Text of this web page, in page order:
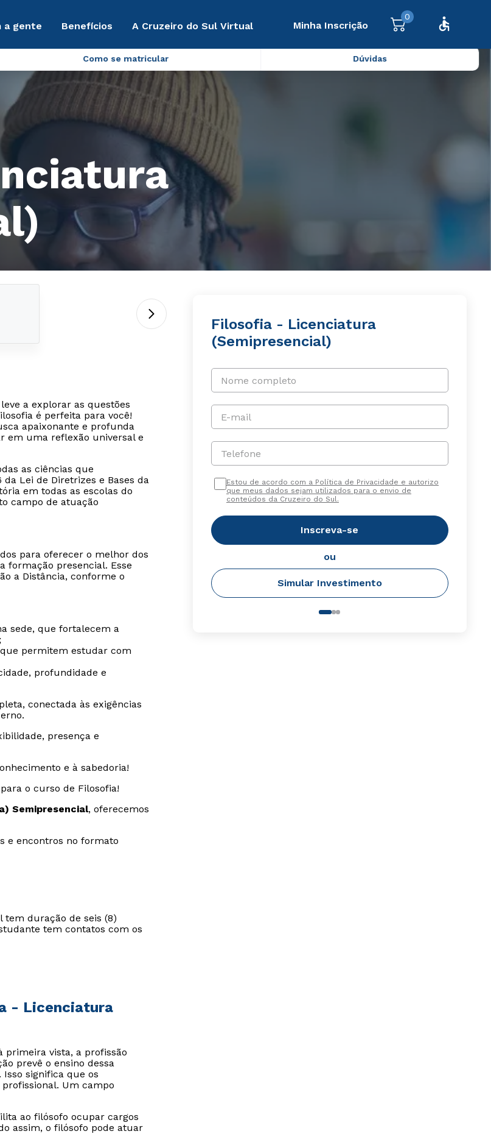
a gente Benefícios A Cruzeiro do Sul Virtual Minha Inscrição
0
Como se matricular Dúvidas
a explorar as questões
é perfeita para você!
apaixonante e profunda
em uma reflexão universal e
as ciências que
Lei de Diretrizes e Bases da
em todas as escolas do
campo de atuação
para oferecer o melhor dos
formação presencial. Esse
a Distância, conforme o
sede, que fortalecem a
permitem estudar com
profundidade e
conectada às exigências
presença e
e à sabedoria!
o curso de Filosofia!
Semipresencial, oferecemos
e encontros no formato
tem duração de seis (8)
tem contatos com os
- Licenciatura
primeira vista, a profissão
prevê o ensino dessa
significa que os
Um campo
ao filósofo ocupar cargos
assim, o filósofo pode atuar
Filosofia - Licenciatura
(Semipresencial)
Nome completo
E-mail
Telefone
Estou de acordo com a Política de Privacidade e autorizo
que meus dados sejam utilizados para o envio de
conteúdos da Cruzeiro do Sul.
Inscreva-se
ou
Simular Investimento